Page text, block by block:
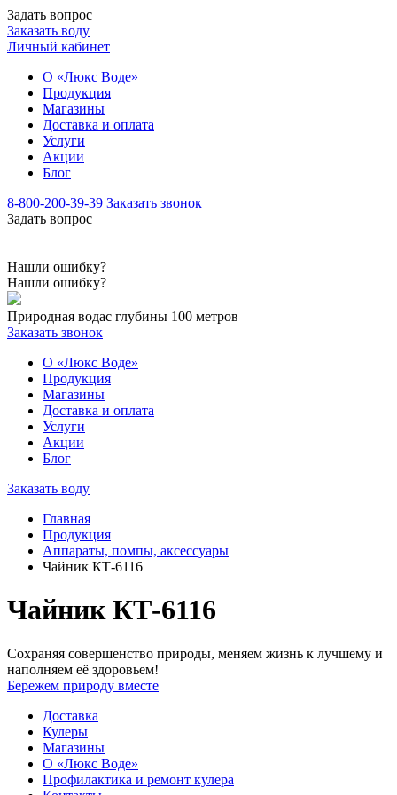
Задать вопрос
Заказать воду
Личный кабинет
О «Люкс Воде»
Продукция
Магазины
Доставка и оплата
Услуги
Акции
Блог
8-800-200-39-39 Заказать звонок
Задать вопрос
Нашли ошибку?
Нашли ошибку?
Природная водас глубины 100 метров
Заказать звонок
О «Люкс Воде»
Продукция
Магазины
Доставка и оплата
Услуги
Акции
Блог
Заказать воду
Главная
Продукция
Аппараты, помпы, аксессуары
Чайник КТ-6116
Чайник КТ-6116
Сохраняя совершенство природы, меняем жизнь к лучшему и
наполняем её здоровьем!
Бережем природу вместе
Доставка
Кулеры
Магазины
О «Люкс Воде»
Профилактика и ремонт кулера